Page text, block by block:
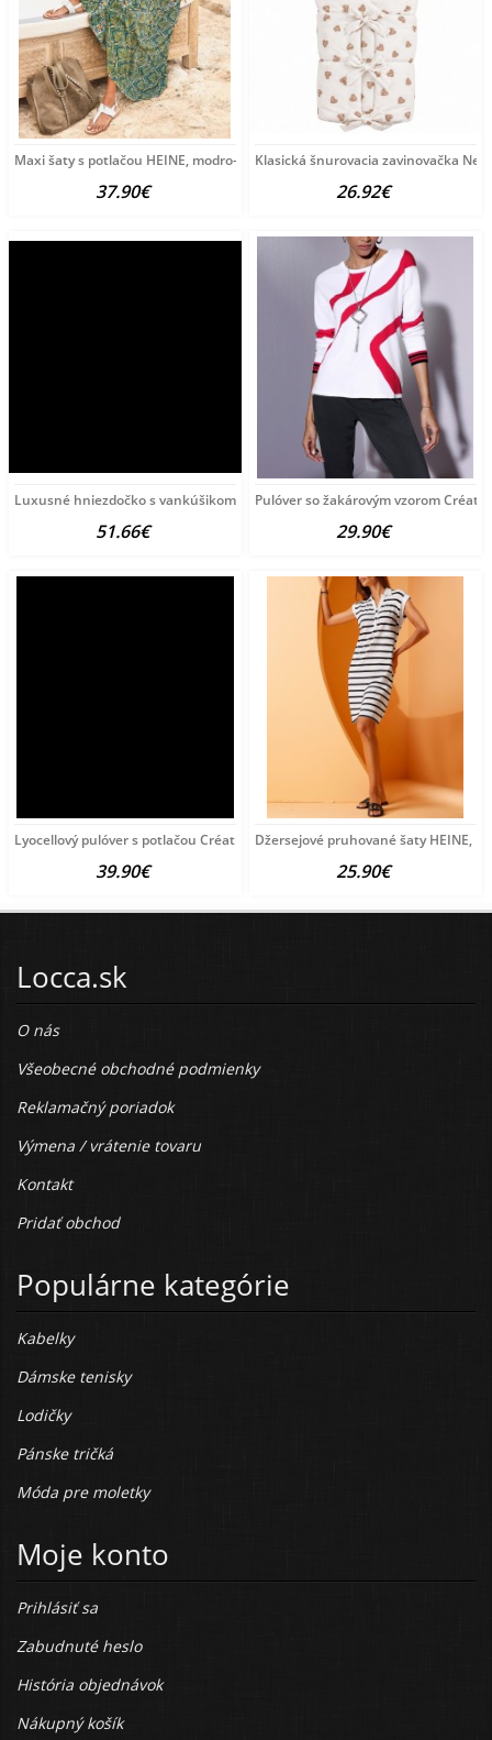
Maxi šaty s potlačou HEINE, modro-zeleno-žlté
37.90€
Klasická šnurovacia zavinovačka
26.92€
Luxusné hniezdočko s vankúšikom a perinkou
51.66€
Pulóver so žakárovým vzorom
29.90€
Lyocellový pulóver s potlačou Création
39.90€
Džersejové pruhované šaty HEINE,
25.90€
Locca.sk
O nás
Všeobecné obchodné podmienky
Reklamačný poriadok
Výmena / vrátenie tovaru
Kontakt
Pridať obchod
Populárne kategórie
Kabelky
Dámske tenisky
Lodičky
Pánske tričká
Móda pre moletky
Moje konto
Prihlásiť sa
Zabudnuté heslo
História objednávok
Nákupný košík